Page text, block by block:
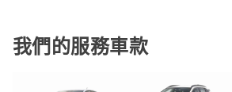
我們的服務車款